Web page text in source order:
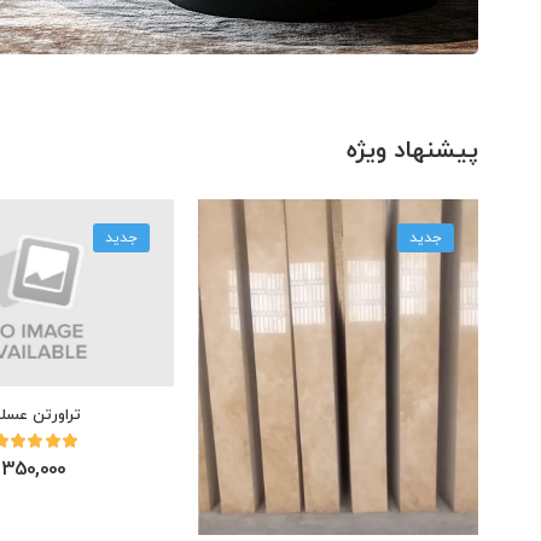
پیشنهاد ویژه
جدید جدید
تراورتن
350,000